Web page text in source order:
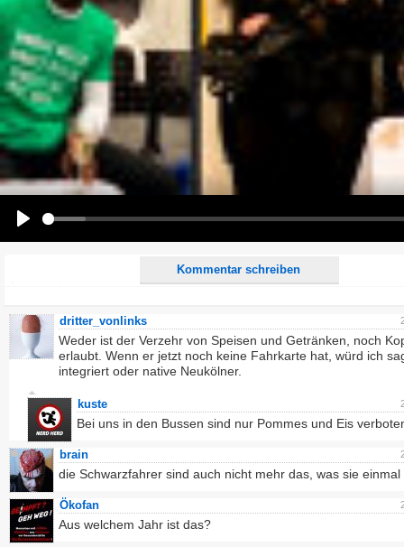
Kommentar schreiben
Name:
E-Mail-Adresse (optional):
Kommentar:
Alle HTML-Tags außer <br>, <strike> und <i> werden aus Deinem Kommentar entfernt.
URLs werden automatisch umgewandelt. Bitte verwende "www." oder "http://" in URLs
Ich möchte eine E-Mail, wenn auf dieser Seite weitere Kommentare erscheinen.
dritter_vonlinks
Weder ist der Verzehr von Speisen und Getränken, noch
erlaubt. Wenn er jetzt noch keine Fahrkarte hat, würd ich
integriert oder native Neukölner.
kuste
Bei uns in den Bussen sind nur Pommes und Eis
brain
die Schwarzfahrer sind auch nicht mehr das, was sie einmal
Ökofan
Aus welchem Jahr ist das?